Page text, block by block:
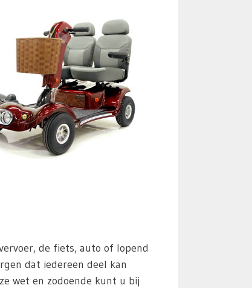
de fiets, auto of lopend
dat iedereen deel kan
wet en zodoende kunt u bij